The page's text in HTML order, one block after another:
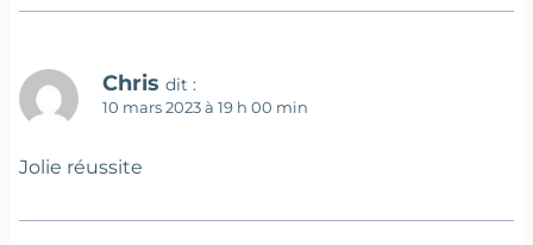
Chris dit :
10 mars 2023 à 19 h 00 min
Jolie réussite